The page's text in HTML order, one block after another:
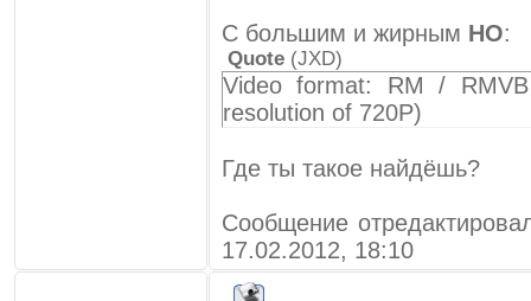
С большим и жирным НО:
Quote (JXD)
Video format: RM /
resolution of 720P)
Где ты такое найдёшь?
Сообщение
17.02.2012, 18:10